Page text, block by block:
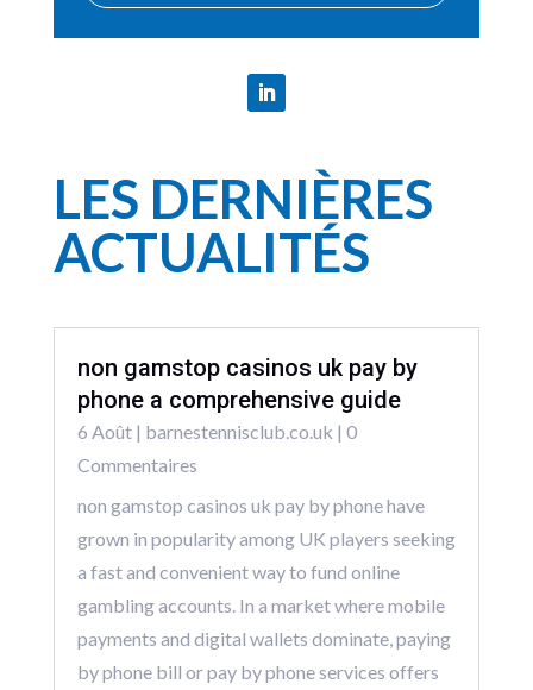
LES DERNIÈRES
ACTUALITÉS
non gamstop casinos uk pay by
phone a comprehensive guide
6 Août| barnestennisclub.co.uk | 0
Commentaires
non gamstop casinos uk pay by phone have
grown in popularity among UK players seeking
a fast and convenient way to fund online
gambling accounts. In a market where mobile
payments and digital wallets dominate, paying
by phone bill or pay by phone services offers